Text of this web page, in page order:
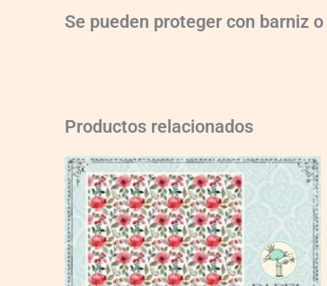
Se pueden proteger con barniz o
Productos relacionados